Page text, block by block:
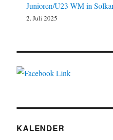
Junioren/U23 WM in
2. Juli 2025
KALENDER